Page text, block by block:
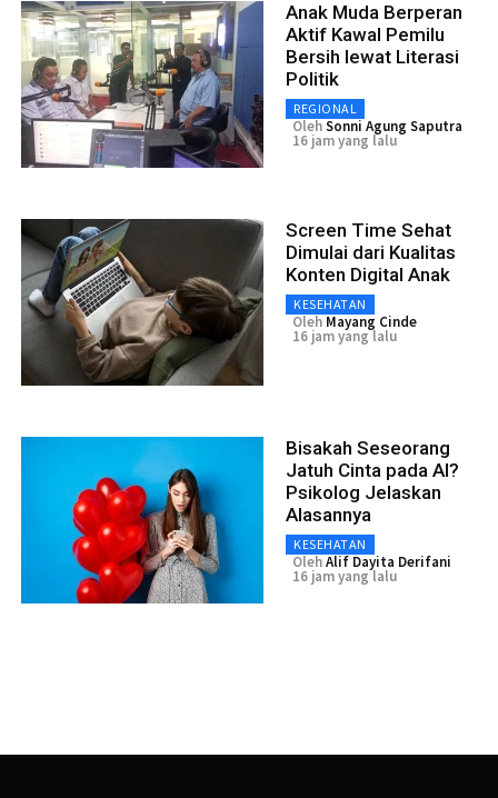
Anak Muda Berperan
Aktif Kawal Pemilu
Bersih lewat Literasi
Politik
REGIONAL
OlehSonni Agung Saputra
16 jam yang lalu
Screen Time Sehat
Dimulai dari Kualitas
Konten Digital Anak
KESEHATAN
Oleh Mayang Cinde
16 jam yang lalu
Bisakah Seseorang
Jatuh Cinta pada AI?
Psikolog Jelaskan
Alasannya
KESEHATAN
OlehAlif Dayita Derifani
16 jam yang lalu